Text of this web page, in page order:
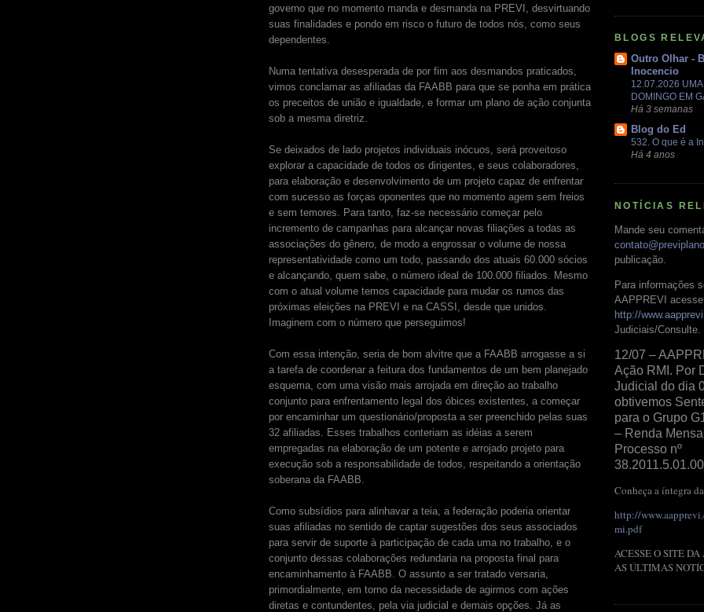
governo que no momento manda e desmanda na PREVI, desvirtuando
suas finalidades e pondo em risco o futuro de todos nós, como seus
dependentes.
Numa tentativa desesperada de por fim aos desmandos praticados,
vimos conclamar as afiliadas da FAABB para que se ponha em prática
os preceitos de união e igualdade, e formar um plano de ação conjunta
sob a mesma diretriz.
Se deixados de lado projetos individuais inócuos, será proveitoso
explorar a capacidade de todos os dirigentes, e seus colaboradores,
para elaboração e desenvolvimento de um projeto capaz de enfrentar
com sucesso as forças oponentes que no momento agem sem freios
e sem temores. Para tanto, faz-se necessário começar pelo
incremento de campanhas para alcançar novas filiações a todas as
associações do gênero, de modo a engrossar o volume de nossa
representatividade como um todo, passando dos atuais 60.000 sócios
e alcançando, quem sabe, o número ideal de 100.000 filiados. Mesmo
com o atual volume temos capacidade para mudar os rumos das
próximas eleições na PREVI e na CASSI, desde que unidos.
Imaginem com o número que perseguimos!
Com essa intenção, seria de bom alvitre que a FAABB arrogasse a si
a tarefa de coordenar a feitura dos fundamentos de um bem planejado
esquema, com uma visão mais arrojada em direção ao trabalho
conjunto para enfrentamento legal dos óbices existentes, a começar
por encaminhar um questionário/proposta a ser preenchido pelas suas
32 afiliadas. Esses trabalhos conteriam as idéias a serem
empregadas na elaboração de um potente e arrojado projeto para
execução sob a responsabilidade de todos, respeitando a orientação
soberana da FAABB.
Como subsídios para alinhavar a teia, a federação poderia orientar
suas afiliadas no sentido de captar sugestões dos seus associados
para servir de suporte à participação de cada uma no trabalho, e o
conjunto dessas colaborações redundaria na proposta final para
encaminhamento à FAABB. O assunto a ser tratado versaria,
primordialmente, em torno da necessidade de agirmos com ações
diretas e contundentes, pela via judicial e demais opções. Já as
BLOGS
Outro Olhar -
Inocencio
12.07.2026
DOMINGO EM
Há 3 semanas
Blog do Ed
532. O que é a
Há 4 anos
NOTÍCIAS
Mande seu
publicação.
Para informações
AAPPREVI
http://
Judiciais/Consulte.
12/07 –
Ação RMI. Por
Judicial do dia
obtivemos
para o Grupo
– Renda
Processo nº
Conheça a íntegra
http://
mi.pdf
ACESSE O SITE DA
AS ÚLTIMAS